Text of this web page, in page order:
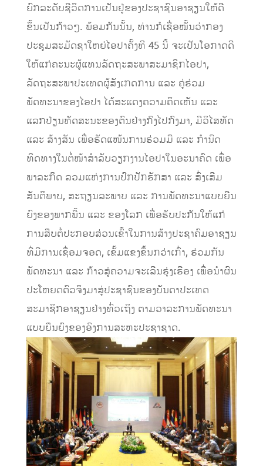
ຍົກລະດັບຊີວິດການເປັນຢູ່ຂອງປະຊາຊົນອາຊຽນໃຫ້ດີ
ຂຶ້ນເປັນກ້າວໆ. ພ້ອມກັນນັ້ນ, ທ່ານກໍເຊື່ອໝັ້ນວ່າກອງ
ປະຊຸມສະມັດຊາໃຫຍ່ໄອປາຄັ້ງທີ 45 ນີ້ ຈະເປັນໂອກາດດີ
ໃຫ້ແກ່ຄະນະຜູ້ແທນລັດຖະສະພາສະມາຊິກໄອປາ,
ລັດຖະສະພາປະເທດຜູ້ສັງເກດການ ແລະ ຄູ່ຮ່ວມ
ພັດທະນາຂອງໄອປາ ໄດ້ສະແດງຄວາມຄິດເຫັນ ແລະ
ແລກປ່ຽນທັດສະນະຂອງຕົນຢ່າງກົງໄປກົງມາ, ມີວິໄສທັດ
ແລະ ສ້າງສັນ ເພື່ອຮັດແໜ້ນການຮ່ວມມື ແລະ ກຳນົດ
ທິດທາງໃນຕໍ່ໜ້າສຳລັບວຽກງານໄອປາໃນອະນາຄົດ ເພື່ອ
ພາລະກິດ ລວມແຫ່ງການປົກປັກຮັກສາ ແລະ ສົ່ງເສີມ
ສັນຕິພາບ, ສະຖຽນລະພາບ ແລະ ການພັດທະນາແບບຍືນ
ຍົງຂອງພາກພື້ນ ແລະ ຂອງໂລກ ເພື່ອຮັບປະກັນໃຫ້ແກ່
ການສືບຕໍ່ປະກອບສ່ວນເຂົ້າໃນການສ້າງປະຊາຄົມອາຊຽນ
ທີ່ມີການເຊື່ອມຈອດ, ເຂັ້ມແຂງຂຶ້ນກວ່າເກົ່າ, ຮ່ວມກັນ
ພັດທະນາ ແລະ ກ້າວສູ່ຄວາມຈະເລີນຮຸ່ງເຮືອງ ເພື່ອນໍາຜົນ
ປະໂຫຍດຕົວຈິງມາສູ່ປະຊາຊົນຂອງບັນດາປະເທດ
ສະມາຊິກອາຊຽນຢ່າງທົ່ວເຖິງ ຕາມວາລະການພັດທະນາ
ແບບຍືນຍົງຂອງອົງການສະຫະປະຊາຊາດ.